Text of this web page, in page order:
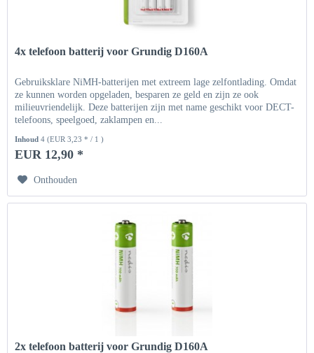
4x telefoon batterij voor Grundig D160A
Gebruiksklare NiMH-batterijen met extreem lage zelfontlading. Omdat
ze kunnen worden opgeladen, besparen ze geld en zijn ze ook
milieuvriendelijk. Deze batterijen zijn met name geschikt voor DECT-
telefoons, speelgoed, zaklampen en...
Inhoud4(EUR 3,23 * / 1 )
EUR 12,90 *
Onthouden
2x telefoon batterij voor Grundig D160A